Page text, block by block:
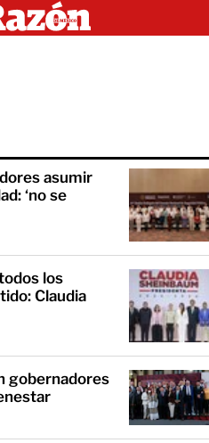
asumir
‘no se
los
Claudia
gobernadores